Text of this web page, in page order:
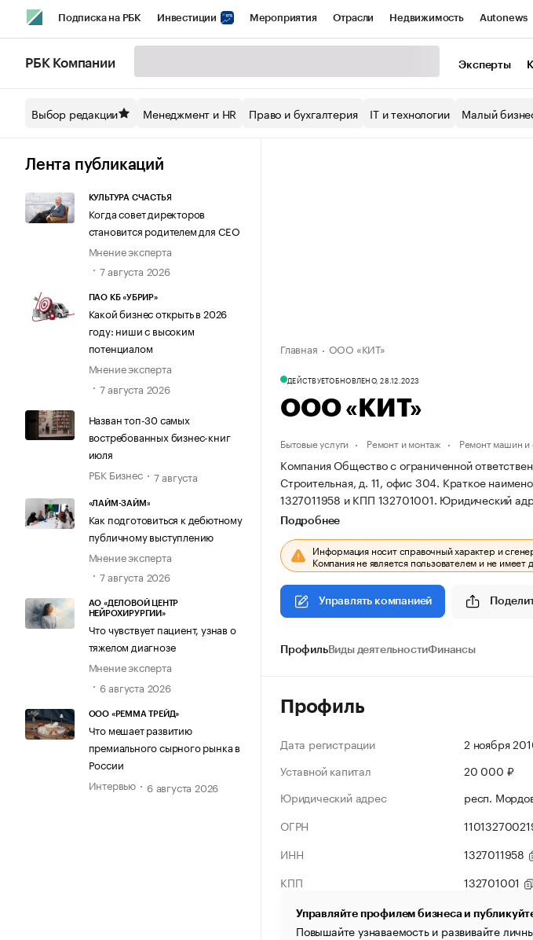
Подписка на РБК Инвестиции Мероприятия Отрасли Недвижимость Autonews
Спецпроекты СПб Конференции СПб Спецпроекты
Технологии и медиа
РБК Компании Эксперты
Выбор редакции Менеджмент и HR Право и бухгалтерия IT и технологии Малый
Лента публикаций
КУЛЬТУРА СЧАСТЬЯ
Когда совет директоров
становится родителем для CEO
Мнение эксперта
7 августа 2026
ПАО КБ «УБРИР»
Какой бизнес открыть в 2026
году: ниши с высоким
потенциалом
Мнение эксперта
7 августа 2026
Назван топ-30 самых
востребованных бизнес-книг
июля
РБК Бизнес
7 августа
«ЛАЙМ-ЗАЙМ»
Как подготовиться к дебютному
публичному выступлению
Мнение эксперта
7 августа 2026
АО «ДЕЛОВОЙ ЦЕНТР
НЕЙРОХИРУРГИИ»
Что чувствует пациент, узнав о
тяжелом диагнозе
Мнение эксперта
6 августа 2026
ООО «РЕММА ТРЕЙД»
Что мешает развитию
премиального сырного рынка в
России
Интервью
6 августа 2026
Главная ООО «КИТ»
ДЕЙСТВУЕТОБНОВЛЕНО, 28.12.2023
ООО «КИТ»
Бытовые услуги Ремонт и монтаж Ремонт машин и
Компания Общество с ограниченной
Строительная, д. 11, офис 304. Краткое
1327011958 и КПП 132701001. Юридический
Подробнее
Информация носит справочный характер и
Компания не является пользователем и не
Управлять компанией
ПрофильВиды деятельностиФинансы
Профиль
Дата регистрации
2 ноября
Уставной капитал
20 000 ₽
Юридический адрес
респ.
ОГРН
ИНН
1327011958
КПП
132701001
Управляйте профилем бизнеса и
Повышайте узнаваемость и развивайте